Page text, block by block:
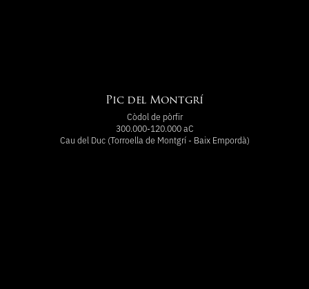
Pic del Montgrí
Còdol de pòrfir
300.000-120.000 aC
Cau del Duc (Torroella de Montgrí - Baix Empordà)